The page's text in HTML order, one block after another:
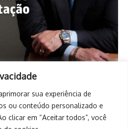
sua experiência de
ou conteúdo personalizado e
clicar em “Aceitar todos”, você